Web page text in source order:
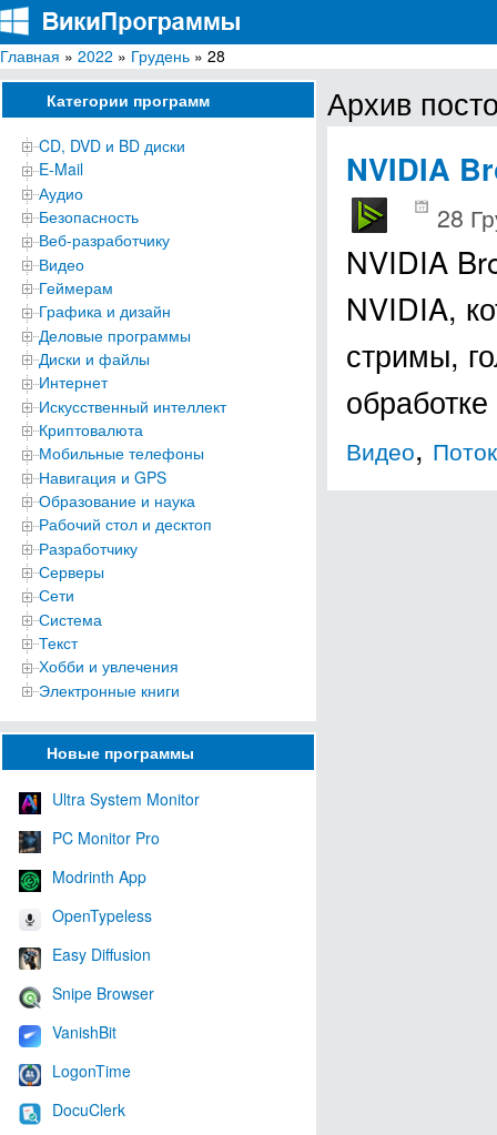
ВикиПрограммы
Энциклопедия бесплатных компьютерных программ для Windows
Главная » 2022 » Грудень » 28
Категории программ
CD, DVD и BD диски
E-Mail
Аудио
Безопасность
Веб-разработчику
Видео
Геймерам
Графика и дизайн
Деловые программы
Диски и файлы
Интернет
Искусственный интеллект
Криптовалюта
Мобильные телефоны
Навигация и GPS
Образование и наука
Рабочий стол и десктоп
Разработчику
Серверы
Сети
Система
Текст
Хобби и увлечения
Электронные книги
Новые программы
Ultra System Monitor
PC Monitor Pro
Modrinth App
OpenTypeless
Easy Diffusion
Snipe Browser
VanishBit
LogonTime
DocuClerk
Архив
NVIDIA
28
NVIDIA
NVIDIA,
стримы,
Видео,